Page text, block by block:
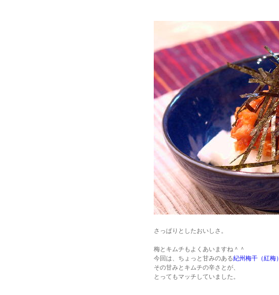
さっぱりとしたおいしさ。
梅とキムチもよくあいますね＾＾
今回は、ちょっと甘みのある紀州梅干（紅梅）
その甘みとキムチの辛さとが、
とってもマッチしていました。